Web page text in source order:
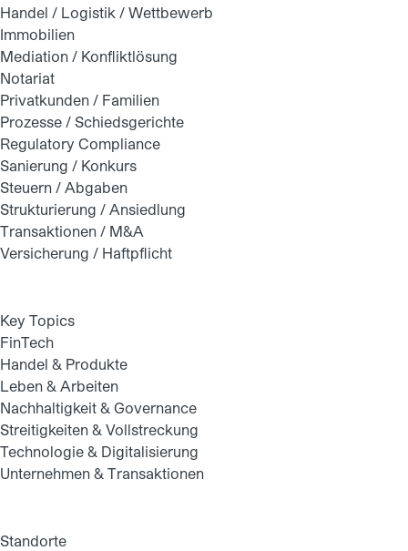
Handel / Logistik / Wettbewerb
Immobilien
Mediation / Konfliktlösung
Notariat
Privatkunden / Familien
Prozesse / Schiedsgerichte
Regulatory Compliance
Sanierung / Konkurs
Steuern / Abgaben
Strukturierung / Ansiedlung
Transaktionen / M&A
Versicherung / Haftpflicht
Key Topics
FinTech
Handel & Produkte
Leben & Arbeiten
Nachhaltigkeit & Governance
Streitigkeiten & Vollstreckung
Technologie & Digitalisierung
Unternehmen & Transaktionen
Standorte